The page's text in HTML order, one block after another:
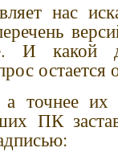
нас
И какой
точнее их
ПК